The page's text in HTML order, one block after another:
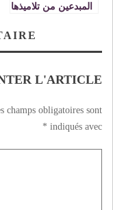
المبدعين من تلاميذها
والقصة القصيرة
L'ARTICLE
champs obligatoires sont
indiqués avec
*